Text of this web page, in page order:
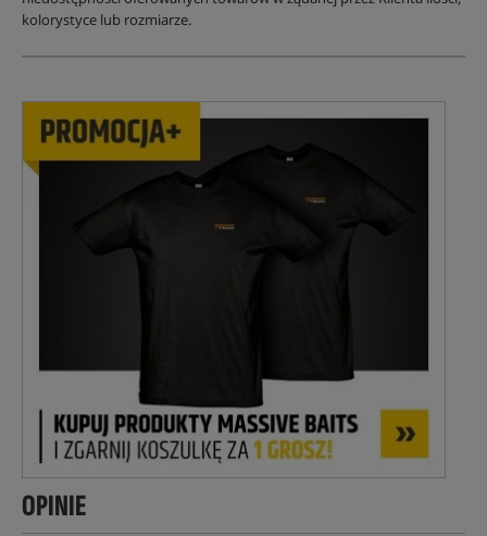
kolorystyce lub rozmiarze.
OPINIE